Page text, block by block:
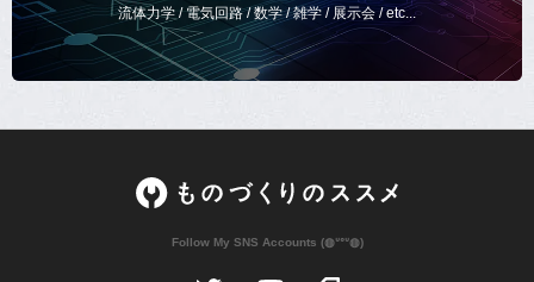
流体力学 / 電気回路 / 数学 / 雑学 / 展示会 / etc...
Follow My SNS Accounts (◍ᐡᐤᐡ◍)